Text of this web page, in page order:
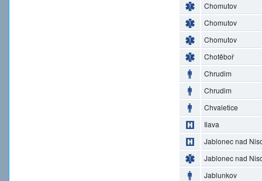
Chomutov
Chomutov
Chomutov
Chotěboř
Chrudim
Chrudim
Chvaletice
Ilava
Jablonec nad
Jablonec nad
Jablunkov